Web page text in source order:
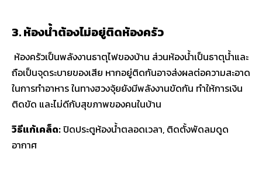
3. ห้องน้ำต้องไม่อยู่ติดห้องครัว
ห้องครัวเป็นพลังงานธาตุไฟของบ้าน ส่วนห้องน้ำเป็นธาตุน้ำและ
ถือเป็นจุดระบายของเสีย หากอยู่ติดกันอาจส่งผลต่อความสะอาด
ในการทำอาหาร ในทางฮวงจุ้ยยังมีพลังงานขัดกัน ทำให้การเงิน
ติดขัด และไม่ดีกับสุขภาพของคนในบ้าน
วิธีแก้เคล็ด:ปิดประตูห้องน้ำตลอดเวลา, ติดตั้งพัดลมดูด
อากาศ